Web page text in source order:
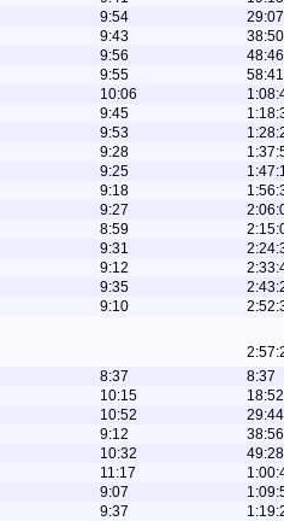
9:54
29:07
9:43
38:50
9:56
48:46
9:55
58:41
10:06
9:45
9:53
9:28
9:25
9:18
9:27
8:59
9:31
9:12
9:35
9:10
8:37
8:37
10:15
18:52
10:52
29:44
9:12
38:56
10:32
49:28
11:17
9:07
9:37